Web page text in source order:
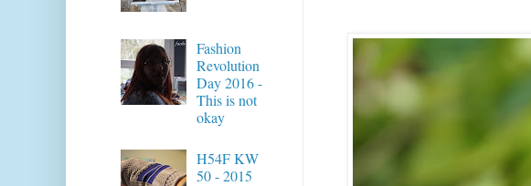
Fashion
Revolution
Day 2016 -
This is not
okay
H54F KW
50 - 2015